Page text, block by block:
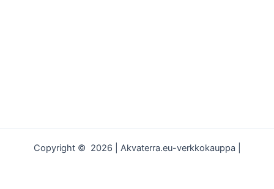
Copyright © 2026 | Akvaterra.eu-verkkokauppa |